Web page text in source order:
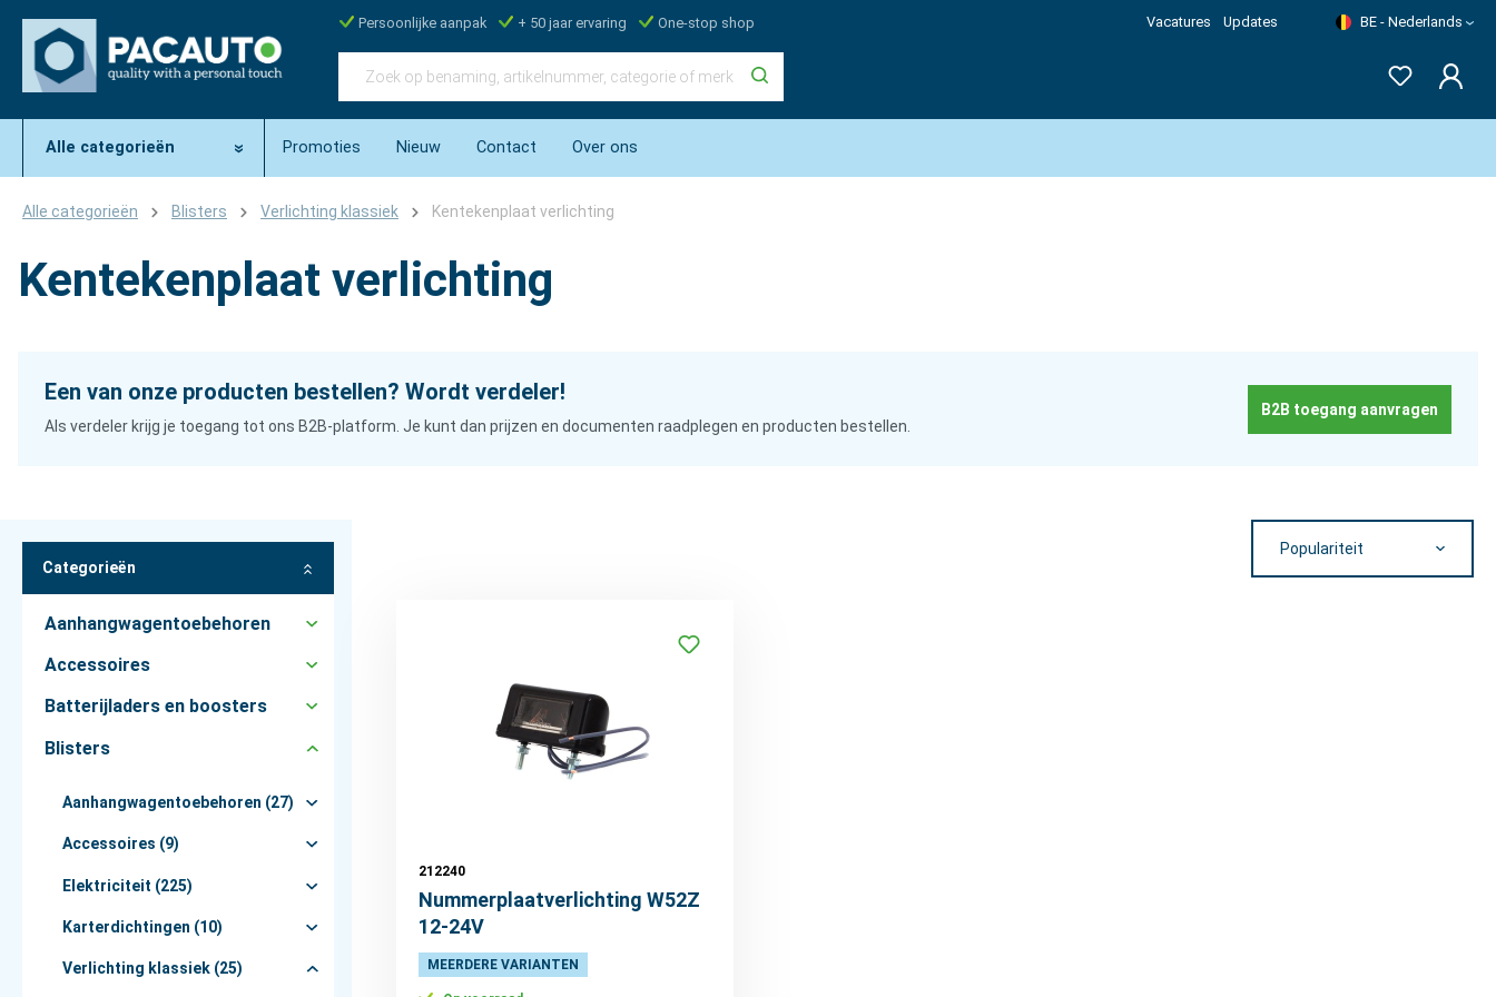
Persoonlijke aanpak + 50 jaar ervaring One-stop shop Vacatures Updates BE - Nederlands
Alle categorieën Promoties Nieuw Contact Over ons
Alle categorieën Blisters Verlichting klassiek Kentekenplaat verlichting
Kentekenplaat verlichting
Een van onze producten bestellen? Wordt verdeler!
Als verdeler krijg je toegang tot ons B2B-platform. Je kunt dan prijzen en documenten raadplegen en producten bestellen.
B2B toegang aanvragen
Categorieën
Aanhangwagentoebehoren
Accessoires
Batterijladers en boosters
Blisters
Aanhangwagentoebehoren (27)
Accessoires (9)
Elektriciteit (225)
Karterdichtingen (10)
Verlichting klassiek (25)
212240
Nummerplaatverlichting W52Z
12-24V
MEERDERE VARIANTEN